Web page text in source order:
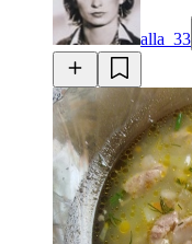
alla_33